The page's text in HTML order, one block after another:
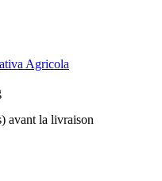
Agricola
avant la livraison